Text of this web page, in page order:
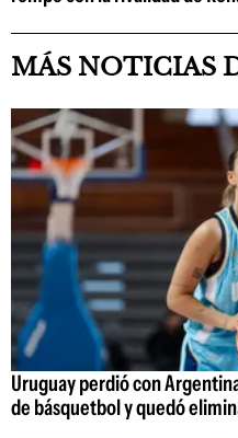
MÁS NOTICIAS
Uruguay perdió con
de básquetbol y quedó